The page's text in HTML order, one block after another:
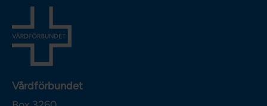
Vårdförbundet